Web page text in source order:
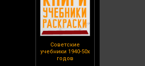
Советские
учебники 1940-50х
годов